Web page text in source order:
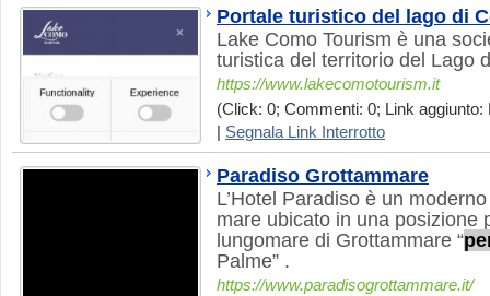
Portale turistico del lago di
Lake Como Tourism è una
turistica del territorio del Lago
https://www.lakecomotourism.it
(Click: 0; Commenti: 0; Link aggiunto:
Segnala Link Interrotto
Paradiso Grottammare
L’Hotel Paradiso è un
mare ubicato in una posizione
lungomare di Grottammare “
Palme” .
https://www.paradisogrottammare.it/